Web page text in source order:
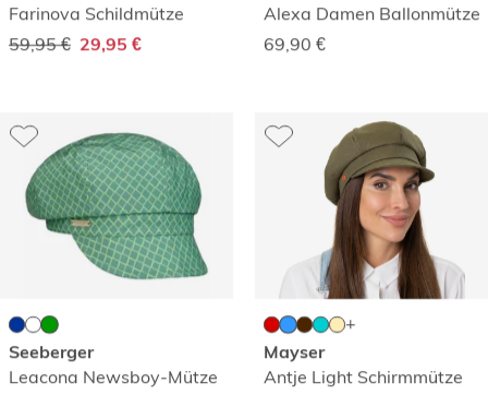
Farinova Schildmütze
59,95 € 29,95 €
Alexa Damen Ballonmütze
69,90 €
Seeberger
Leacona Newsboy-Mütze
Mayser
Antje Light Schirmmütze